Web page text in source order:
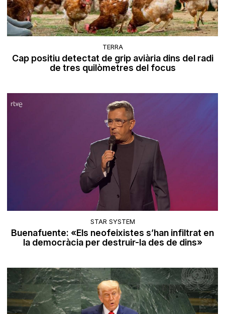
TERRA
Cap positiu detectat de grip aviària dins del radi
de tres quilòmetres del focus
STAR SYSTEM
Buenafuente: «Els neofeixistes s’han infiltrat en
la democràcia per destruir-la des de dins»